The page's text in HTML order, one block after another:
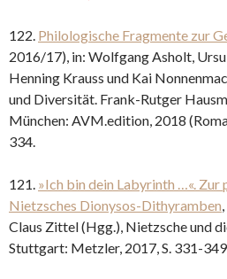
122. Philologische Fragmente zur
2016/17), in: Wolfgang Asholt,
Henning Krauss und Kai
und Diversität. Frank-Rutger
München: AVM.edition, 2018
334.
121. »Ich bin dein Labyrinth …«. Zur
Nietzsches Dionysos-Dithyramben
Claus Zittel (Hgg.), Nietzsche und
Stuttgart: Metzler, 2017, S. 331-